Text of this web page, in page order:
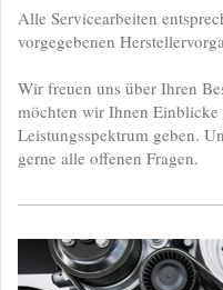
Alle Servicearbeiten
vorgegebenen
Wir freuen uns über Ihren
möchten wir Ihnen
Leistungsspektrum geben.
gerne alle offenen Fragen.